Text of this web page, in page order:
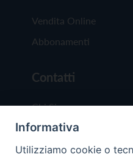
Vendita Online
Abbonamenti
Contatti
Chi Siamo
Redazione
Scrivici
Informativa
Utilizziamo cookie o